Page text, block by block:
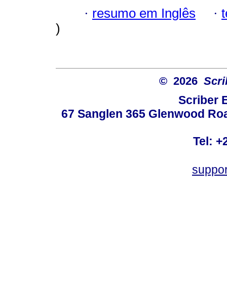
· resumo em Inglês ·
)
© 2026
Scriber
67 Sanglen 365 Glenwood
Tel: